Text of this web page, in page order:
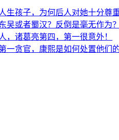
生孩子，为何后人对她十分尊重
吴或者蜀汉？反倒是毫无作为？
，诸葛亮第四，第一很意外！
一贪官，康熙是如何处置他们的